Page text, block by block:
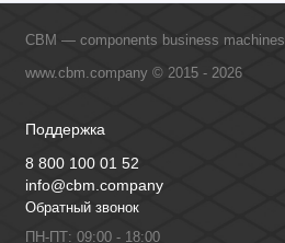
CBM — components business machines
www.cbm.company © 2015 - 2026
Поддержка
8 800 100 01 52
info@cbm.company
Обратный звонок
ПН-ПТ: 09:00 - 18:00